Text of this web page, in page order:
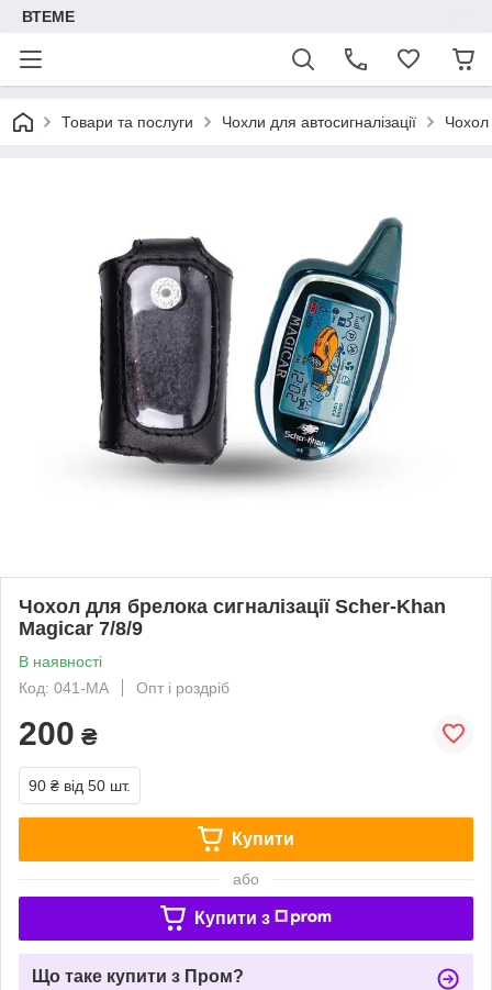
ВТЕМЕ
Товари та послуги Чохли для автосигналізації Чохол
Чохол для брелока сигналізації Scher-Khan
Magicar 7/8/9
В наявності
Код: 041-MA
Опт і роздріб
200 ₴
90 ₴ від 50 шт.
Купити
або
Купити з
Що таке купити з Пром?